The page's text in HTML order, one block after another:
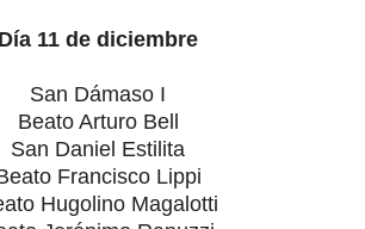
Día 11 de diciembre
San Dámaso I
Beato Arturo Bell
San Daniel Estilita
Francisco Lippi
Hugolino Magalotti